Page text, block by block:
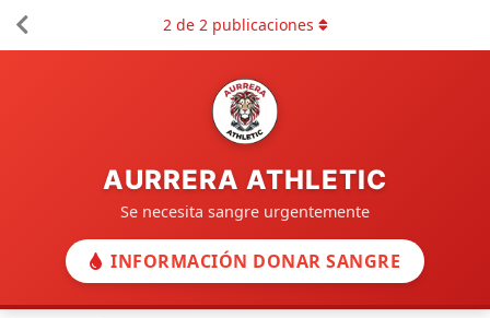
AURRERA ATHLETIC
Se necesita sangre urgentemente
INFORMACIÓN DONAR SANGRE
2de 2publicaciones